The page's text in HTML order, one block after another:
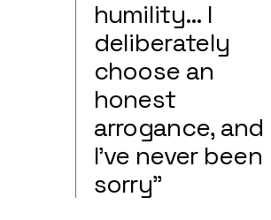
humility… I
deliberately
choose an
honest
arrogance, and
I’ve never been
sorry”